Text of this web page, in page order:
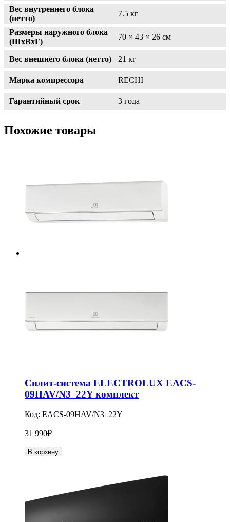
Вес внутреннего блока
(нетто)
7.5 кг
Размеры наружного блока
(ШxВxГ)
70 × 43 × 26 см
Вес внешнего блока (нетто) 21 кг
Марка компрессора RECHI
Гарантийный срок 3 года
Похожие товары
Сплит-система ELECTROLUX EACS-
09HAV/N3_22Y комплект
Код: EACS-09HAV/N3_22Y
31 990₽
В корзину